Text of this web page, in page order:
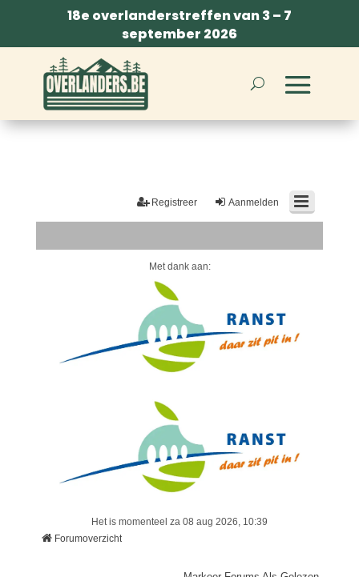
18e overlanderstreffen van 3 – 7
september 2026